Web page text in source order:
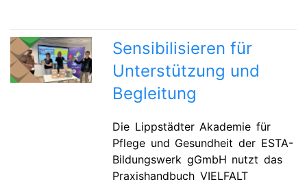
Sensibilisieren für
Unterstützung und
Begleitung
Die Lippstädter Akademie für
Pflege und Gesundheit der ESTA-
Bildungswerk gGmbH nutzt das
Praxishandbuch VIELFALT